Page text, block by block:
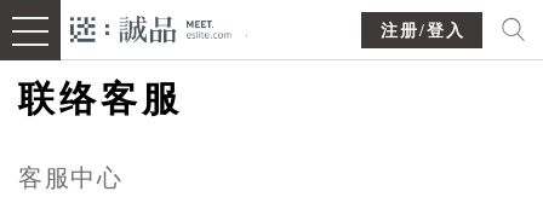
注册/登入
联络客服
客服中心